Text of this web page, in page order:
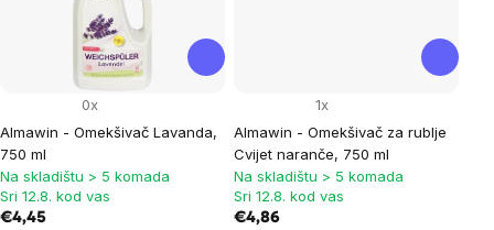
Almawin - Omekšivač Lavanda,
750 ml
0x
Na skladištu > 5 komada
Sri 12.8. kod vas
€4,45
Almawin - Omekšivač za rublje
Cvijet naranče, 750 ml
1x
Na skladištu > 5 komada
Sri 12.8. kod vas
€4,86